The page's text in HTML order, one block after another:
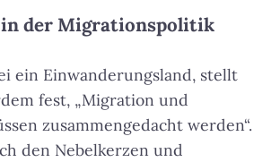
der Migrationspolitik
ein Einwanderungsland, stellt
fest, „Migration und
zusammengedacht werden“.
den Nebelkerzen und